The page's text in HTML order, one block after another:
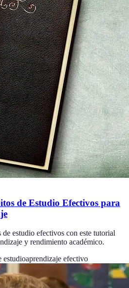
de Estudio Efectivos para
estudio efectivos con este tutorial
y rendimiento académico.
estudioaprendizaje efectivo